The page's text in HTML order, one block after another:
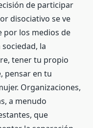
de participar
disociativo se ve
por los medios de
la
tener tu propio
pensar en tu
Organizaciones,
a menudo
que